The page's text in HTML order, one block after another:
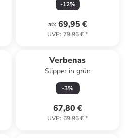
-12%
ab: 69,95 €
UVP: 79,95 €*
Verbenas
Slipper in grün
-3%
67,80 €
UVP: 69,95 €*